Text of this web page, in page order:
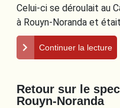
Celui-ci se déroulait au
à Rouyn-Noranda et
Continuer la lecture
Retour sur le
Rouyn-Noranda